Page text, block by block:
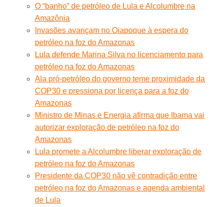
O “banho” de petróleo de Lula e Alcolumbre na
Amazônia
Invasões avançam no Oiapoque à espera do
petróleo na foz do Amazonas
Lula defende Marina Silva no licenciamento para
petróleo na foz do Amazonas
Ala pró-petróleo do governo teme proximidade da
COP30 e pressiona por licença para a foz do
Amazonas
Ministro de Minas e Energia afirma que Ibama vai
autorizar exploração de petróleo na foz do
Amazonas
Lula promete a Alcolumbre liberar exploração de
petróleo na foz do Amazonas
Presidente da COP30 não vê contradição entre
petróleo na foz do Amazonas e agenda ambiental
de Lula